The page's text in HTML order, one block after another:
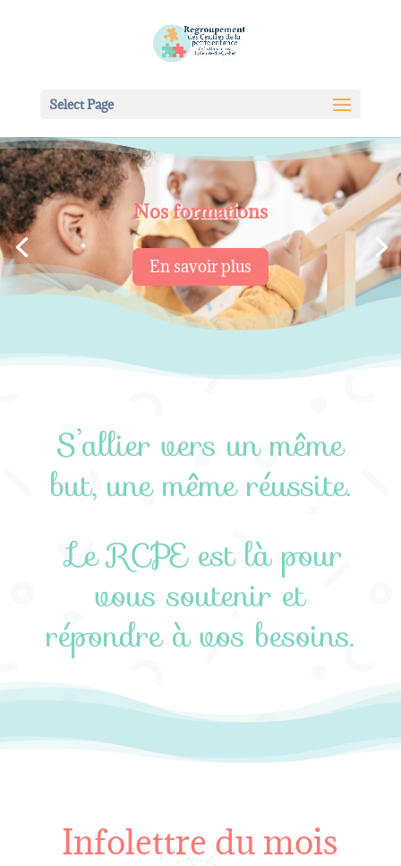
Select Page
Nos formations
En savoir plus
S’allier vers un même
but, une même réussite.
Le RCPE est là pour
vous soutenir et
répondre à vos besoins.
Infolettre du mois